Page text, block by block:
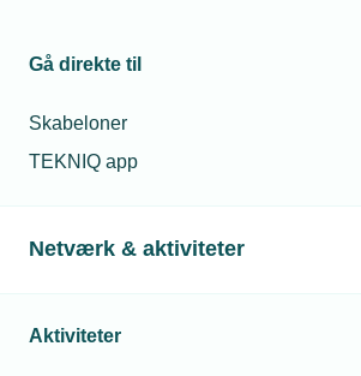
Gå direkte til
Skabeloner
TEKNIQ app
Netværk & aktiviteter
Aktiviteter
installations-branchen
03. okt. 2018
Relaterede nyheder